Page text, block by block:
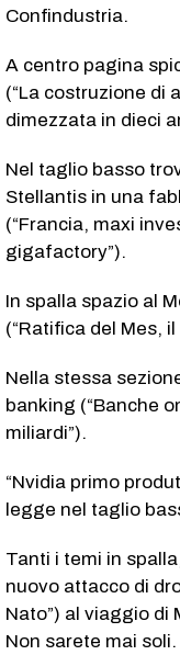
Confindustria.
A centro pagina
(“La costruzione di
dimezzata in dieci
Nel taglio basso
Stellantis in una
(“Francia, maxi
gigafactory”).
In spalla spazio al
(“Ratifica del Mes,
Nella stessa
banking (“Banche
miliardi”).
“Nvidia primo
legge nel taglio
Tanti i temi in
nuovo attacco di
Nato”) al viaggio di
Non sarete mai